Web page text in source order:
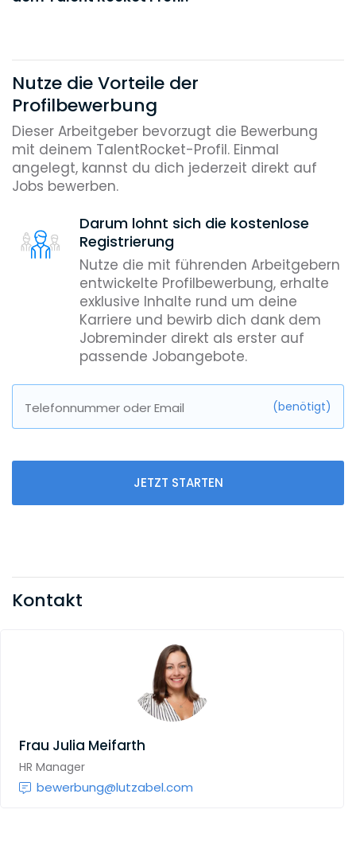
Nutze die Vorteile der
Profilbewerbung
Dieser Arbeitgeber bevorzugt die Bewerbung
mit deinem TalentRocket-Profil. Einmal
angelegt, kannst du dich jederzeit direkt auf
Jobs bewerben.
Darum lohnt sich die kostenlose
Registrierung
Nutze die mit führenden Arbeitgebern
entwickelte Profilbewerbung, erhalte
exklusive Inhalte rund um deine
Karriere und bewirb dich dank dem
Jobreminder direkt als erster auf
passende Jobangebote.
Telefonnummer oder Email (benötigt)
JETZT STARTEN
Kontakt
Frau Julia Meifarth
HR Manager
bewerbung@lutzabel.com